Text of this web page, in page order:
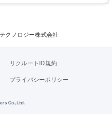
クノロジー株式会社
リクルートID規約
プライバシーポリシー